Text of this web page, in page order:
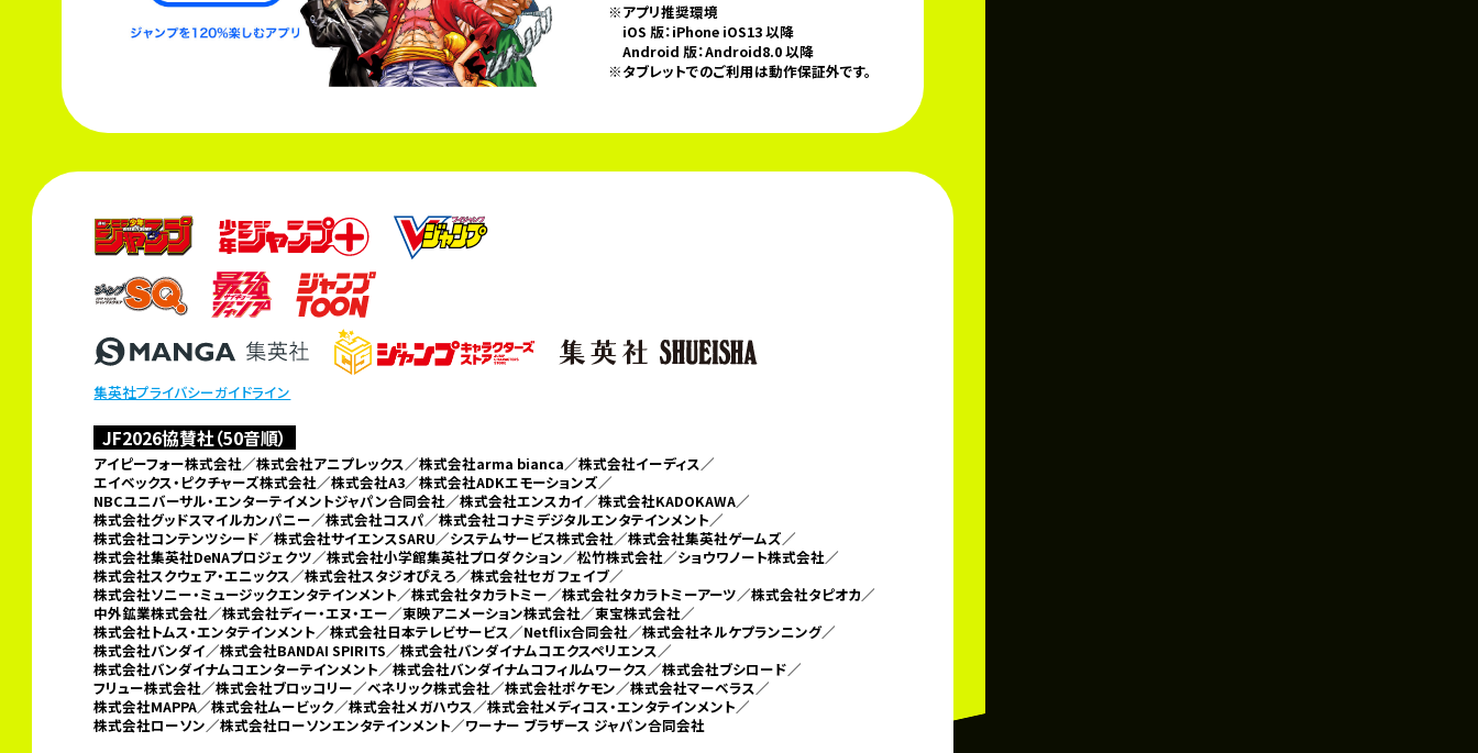
※アプリ推奨環境
iOS 版：iPhone iOS13 以降
Android 版：Android8.0 以降
※タブレットでのご利用は動作保証外です。
集英社プライバシーガイドライン
JF2026協賛社（50音順）
アイピーフォー株式会社／株式会社アニプレックス／株式会社arma bianca／株式会社イーディス／
エイベックス・ピクチャーズ株式会社／株式会社A3／株式会社ADKエモーションズ／
NBCユニバーサル・エンターテイメントジャパン合同会社／株式会社エンスカイ／株式会社KADOKAWA／
株式会社グッドスマイルカンパニー／株式会社コスパ／株式会社コナミデジタルエンタテインメント／
株式会社コンテンツシード／株式会社サイエンスSARU／システムサービス株式会社／株式会社集英社ゲームズ／
株式会社集英社DeNAプロジェクツ／株式会社小学館集英社プロダクション／松竹株式会社／ショウワノート株式会社／
株式会社スクウェア・エニックス／株式会社スタジオぴえろ／株式会社セガ フェイブ／
株式会社ソニー・ミュージックエンタテインメント／株式会社タカラトミー／株式会社タカラトミーアーツ／株式会社タピオカ／
中外鉱業株式会社／株式会社ディー・エヌ・エー／東映アニメーション株式会社／東宝株式会社／
株式会社トムス・エンタテインメント／株式会社日本テレビサービス／Netflix合同会社／株式会社ネルケプランニング／
株式会社バンダイ／株式会社BANDAI SPIRITS／株式会社バンダイナムコエクスペリエンス／
株式会社バンダイナムコエンターテインメント／株式会社バンダイナムコフィルムワークス／株式会社ブシロード／
フリュー株式会社／株式会社ブロッコリー／ベネリック株式会社／株式会社ポケモン／株式会社マーベラス／
株式会社MAPPA／株式会社ムービック／株式会社メガハウス／株式会社メディコス・エンタテインメント／
株式会社ローソン／株式会社ローソンエンタテインメント／ワーナー ブラザース ジャパン合同会社